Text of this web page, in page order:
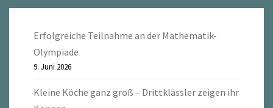
Erfolgreiche Teilnahme an der Mathematik-
Olympiade
9. Juni 2026
Kleine Köche ganz groß – Drittklässler zeigen ihr